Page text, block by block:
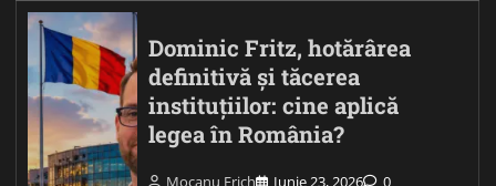
Dominic Fritz, hotărârea
definitivă și tăcerea
instituțiilor: cine aplică
legea în România?
Mocanu Erich Iunie 23, 2026 0